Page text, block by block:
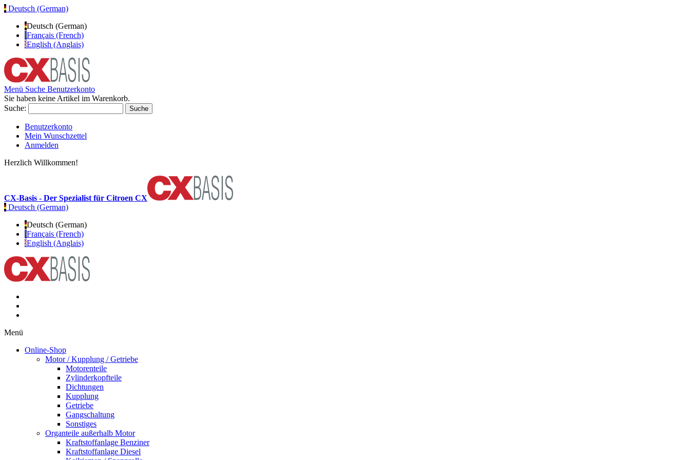
Deutsch (German)
Deutsch (German)
Français (French)
English (Anglais)
Menü Suche Benutzerkonto
Sie haben keine Artikel im Warenkorb.
Suche:
Suche
Benutzerkonto
Mein Wunschzettel
Anmelden
Herzlich Willkommen!
CX-Basis - Der Spezialist für Citroen CX
Deutsch (German)
Deutsch (German)
Français (French)
English (Anglais)
Menü
Online-Shop
Motor / Kupplung / Getriebe
Motorenteile
Zylinderkopfteile
Dichtungen
Kupplung
Getriebe
Gangschaltung
Sonstiges
Organteile außerhalb Motor
Kraftstoffanlage Benziner
Kraftstoffanlage Diesel